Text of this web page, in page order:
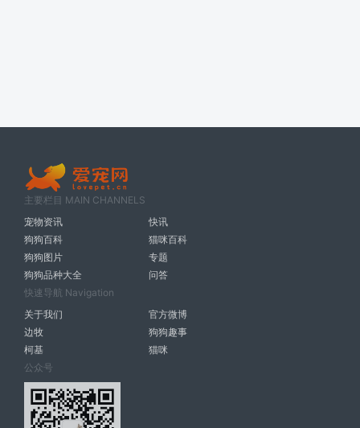
主要栏目 MAIN CHANNELS
宠物资讯
快讯
狗狗百科
猫咪百科
狗狗图片
专题
狗狗品种大全
问答
快速导航 Navigation
关于我们
官方微博
边牧
狗狗趣事
柯基
猫咪
公众号